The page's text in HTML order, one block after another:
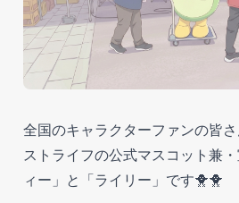
全国のキャラクターファンの皆
ストライフの公式マスコット兼
ィー」と「ライリー」です🐥🐥